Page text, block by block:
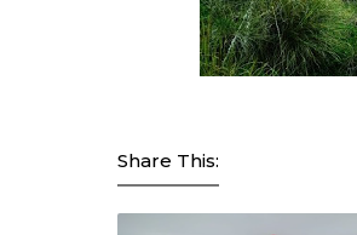
Share This: